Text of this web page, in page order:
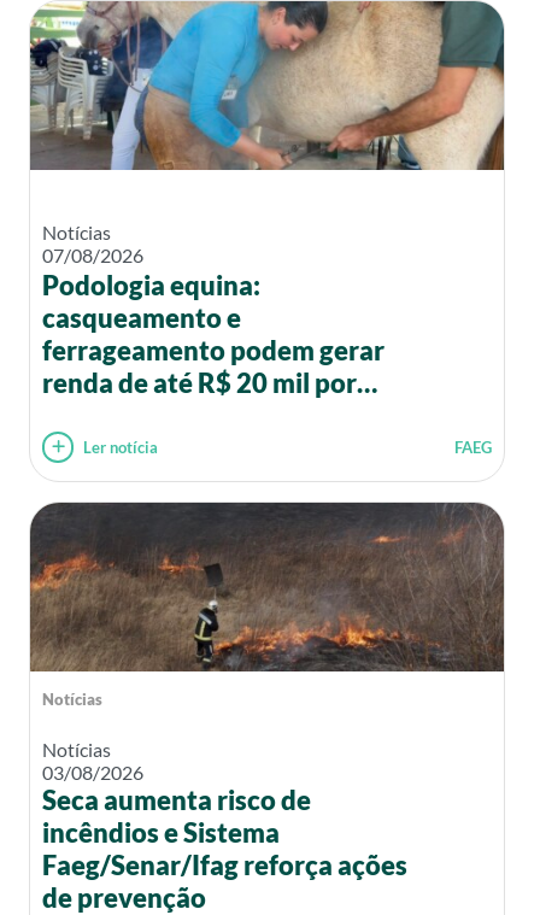
Notícias
07/08/2026
Podologia equina:
casqueamento e
ferrageamento podem gerar
renda de até R$ 20 mil por
Ler notícia FAEG
Notícias
Notícias
03/08/2026
Seca aumenta risco de
incêndios e Sistema
Faeg/Senar/Ifag reforça ações
de prevenção